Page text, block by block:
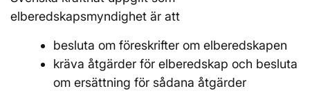
elberedskapsmyndighet är att
besluta om föreskrifter om elberedskapen
kräva åtgärder för elberedskap och besluta
om ersättning för sådana åtgärder